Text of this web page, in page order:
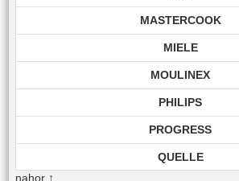
MASTERCOOK
MIELE
MOULINEX
PHILIPS
PROGRESS
QUELLE
nahor↑